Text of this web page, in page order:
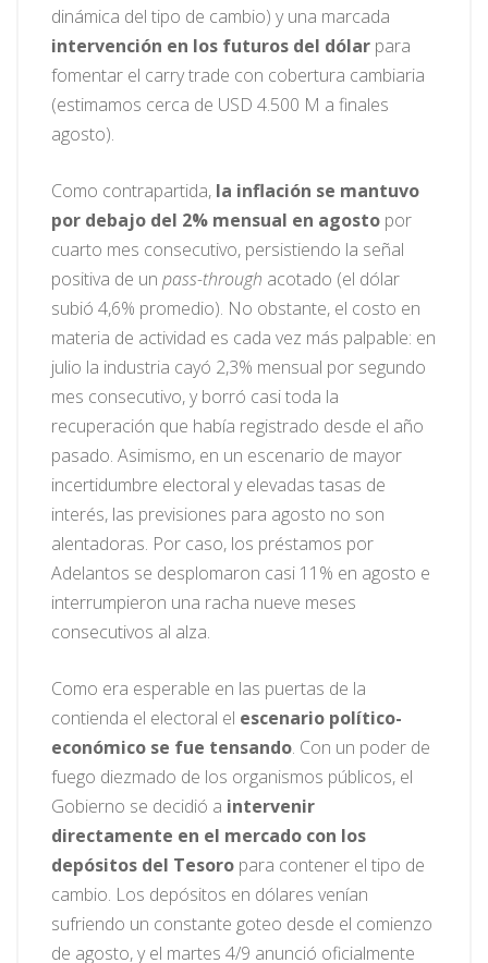
dinámica del tipo de cambio) y una marcada
intervención en los futuros del dólar para
fomentar el carry trade con cobertura cambiaria
(estimamos cerca de USD 4.500 M a finales
agosto).
Como contrapartida, la inflación se mantuvo
por debajo del 2% mensual en agosto por
cuarto mes consecutivo, persistiendo la señal
positiva de un pass-through acotado (el dólar
subió 4,6% promedio). No obstante, el costo en
materia de actividad es cada vez más palpable: en
julio la industria cayó 2,3% mensual por segundo
mes consecutivo, y borró casi toda la
recuperación que había registrado desde el año
pasado. Asimismo, en un escenario de mayor
incertidumbre electoral y elevadas tasas de
interés, las previsiones para agosto no son
alentadoras. Por caso, los préstamos por
Adelantos se desplomaron casi 11% en agosto e
interrumpieron una racha nueve meses
consecutivos al alza.
Como era esperable en las puertas de la
contienda el electoral el escenario político-
económico se fue tensando. Con un poder de
fuego diezmado de los organismos públicos, el
Gobierno se decidió a intervenir
directamente en el mercado con los
depósitos del Tesoro para contener el tipo de
cambio. Los depósitos en dólares venían
sufriendo un constante goteo desde el comienzo
de agosto, y el martes 4/9 anunció oficialmente